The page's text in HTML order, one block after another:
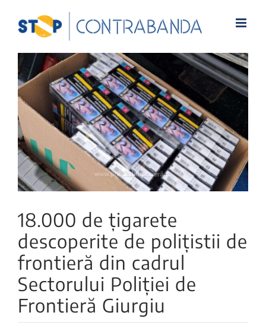
View
Larger
Image
18.000 de țigarete
descoperite de polițistii de
frontieră din cadrul
Sectorului Poliției de
Frontieră Giurgiu